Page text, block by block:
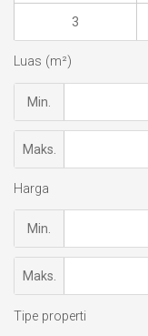
3
Luas (m²)
Min.
Maks.
Harga
Min.
Maks.
Tipe properti